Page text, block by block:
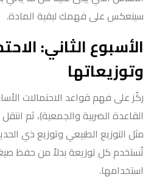
سينعكس على فهمك لبقية المادة.
الأسبوع الثاني:
وتوزيعاتها
ركّز على فهم قواعد الاحتمالات
القاعدة الضربية والجمعية)، ثم
مثل التوزيع الطبيعي وتوزيع ذي
تُستخدم كل توزيعة بدلاً من حفظ
استخدامها.